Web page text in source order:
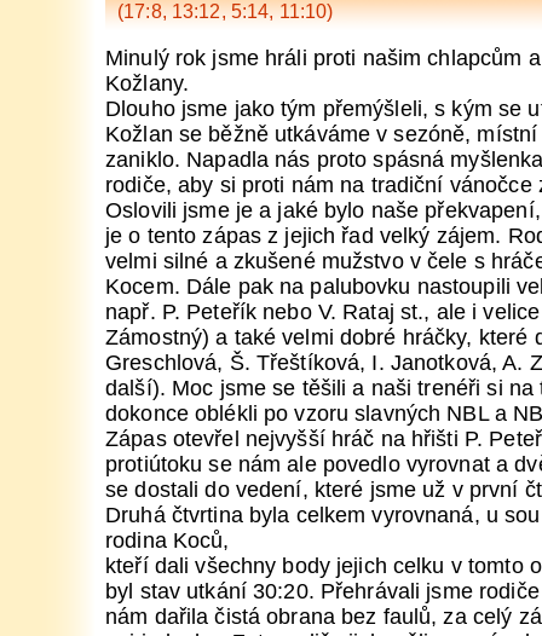
(17:8, 13:12, 5:14, 11:10)
Minulý rok jsme hráli proti našim chlapcům
Kožlany.
Dlouho jsme jako tým přemýšleli, s kým se
Kožlan se běžně utkáváme v sezóně,
zaniklo. Napadla nás proto spásná
rodiče, aby si proti nám na tradiční vánočce
Oslovili jsme je a jaké bylo naše
je o tento zápas z jejich řad velký zájem.
velmi silné a zkušené mužstvo v čele s
Kocem. Dále pak na palubovku nastoupili
např. P. Peteřík nebo V. Rataj st., ale i
Zámostný) a také velmi dobré hráčky, které
Greschlová, Š. Třeštíková, I. Janotková, A.
další). Moc jsme se těšili a naši trenéři si
dokonce oblékli po vzoru slavných NBL a
Zápas otevřel nejvyšší hráč na hřišti P.
protiútoku se nám ale povedlo vyrovnat a
se dostali do vedení, které jsme už v první
Druhá čtvrtina byla celkem vyrovnaná, u
rodina Koců,
kteří dali všechny body jejich celku v tomto
byl stav utkání 30:20. Přehrávali jsme
nám dařila čistá obrana bez faulů, za celý